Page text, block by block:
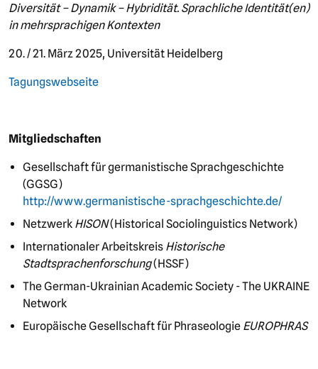
Diversität – Dynamik – Hybridität. Sprachliche Identität(en)
in mehrsprachigen Kontexten
20. / 21. März 2025, Universität Heidelberg
Tagungswebseite
Mitgliedschaften
Gesellschaft für germanistische Sprachgeschichte
(GGSG)
http://www.germanistische-sprachgeschichte.de/
Netzwerk HISON(Historical Sociolinguistics Network)
Internationaler Arbeitskreis Historische
Stadtsprachenforschung(HSSF)
The German-Ukrainian Academic Society - The UKRAINE
Network
Europäische Gesellschaft für Phraseologie EUROPHRAS